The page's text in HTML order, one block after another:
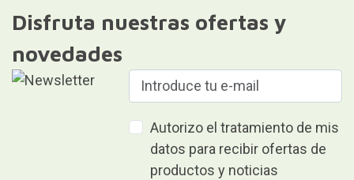
Disfruta nuestras ofertas y
novedades
Autorizo el tratamiento de mis
datos para recibir ofertas de
productos y noticias